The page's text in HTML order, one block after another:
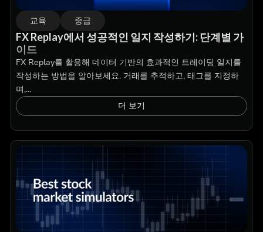
교육 중급
FX Replay에서 성공적인 일지 작성하기: 단계별 가
이드
FX Replay를 활용해 데이터 기반의 효과적인 트레이딩 일지를
작성하는 방법을 알아보세요. 거래를 추적하고, 태그를 지정하
며,...
더 보기